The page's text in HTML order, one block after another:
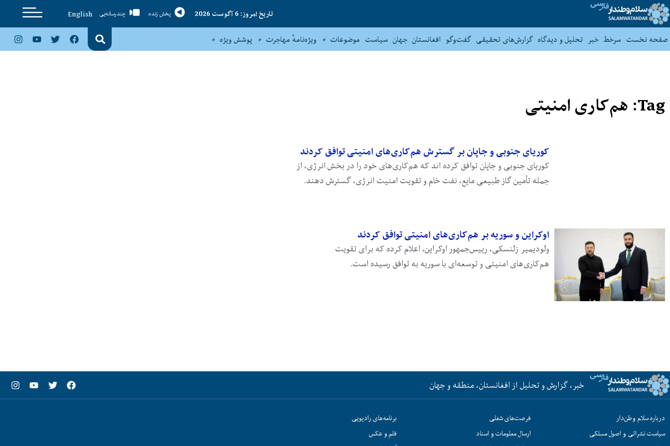
تاریخ امروز: 6 آگوست 2026 پخش زنده چندرسانه‌یی
English
صفحه نخست سرخط خبر تحلیل و دیدگاه گزارش‌های تحقیقی گفت‌وگو افغانستان جهان سیاست موضوعات ویژه‌نامهٔ مهاجرت پوشش ویژه
Tag: هم‌کاری امنیتی
کوریای جنوبی و جاپان بر گسترش هم‌کاری‌های امنیتی توافق کردند
کوریای جنوبی و جاپان توافق کرده‌ اند که هم‌کاری‌های خود را در بخش انرژی، از
جمله تأمین گاز طبیعی مایع، نفت خام و تقویت امنیت انرژی، گسترش دهند.
اوکراین و سوریه بر هم‌کاری‌های امنیتی توافق کردند
ولودیمیر زلنسکی، رییس‌جمهور اوکراین، اعلام کرده که برای تقویت
هم‌کاری‌های امنیتی و توسعه‌ای با سوریه به توافق رسیده است.
خبر، گزارش و تحلیل از افغانستان، منطقه و جهان
درباره سلام وطن‌دار
سیاست نشراتی و اصول مسلکی
فرصت‌های شغلی
ارسال معلومات و اسناد
برنامه‌های رادیویی
فلم و عکس